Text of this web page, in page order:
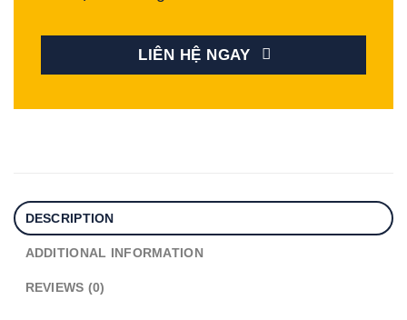
LIÊN HỆ NGAY
DESCRIPTION
ADDITIONAL INFORMATION
REVIEWS (0)